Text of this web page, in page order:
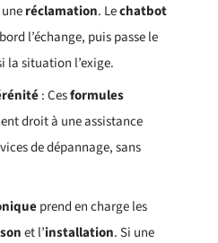
réclamation. Lechatbot
l’échange, puis passe le
la situation l’exige.
: Cesformules
droit à une assistance
de dépannage, sans
prend en charge les
et l’installation. Si une